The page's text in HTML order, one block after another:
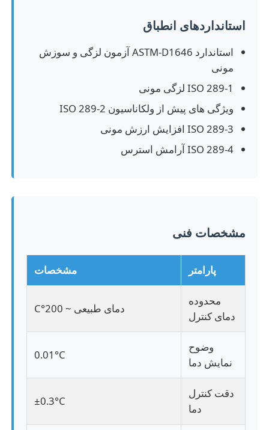
کارخانه تور
کنترل کیفیت
تماس با ما
درخواست نقل قول
اتاق آزمون محیطی
دستگاه تست جهانی
دستگاه تست ضربه
تجهیزات تست لاستیک
تجهیزات تست کفش
استانداردهای انطباق
استاندارد ASTM-D1646 آزمون لزگی و سوزش
مونی
ISO 289-1 لزگی مونی
ویژگی های پیش از ولکاناسیون ISO 289-2
ISO 289-3 افزایش ارزش مونی
ISO 289-4 آرامش استرس
مشخصات فنی
پارامتر مشخصات
محدوده
دمای کنترل
دمای طبیعی ~ 200°C
وضوح
نمایش دما
0.01°C
دقت کنترل
دما
±0.3°C